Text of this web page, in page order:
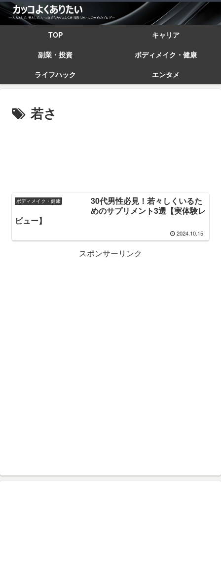
TOP
キャリア
副業・投資
ボディメイク・健康
ライフハック
エンタメ
若さ
ボディメイク・健康
30代男性必見！若々しくいるた
めのサプリメント3選【実体験レ
ビュー】
2024.10.15
スポンサーリンク